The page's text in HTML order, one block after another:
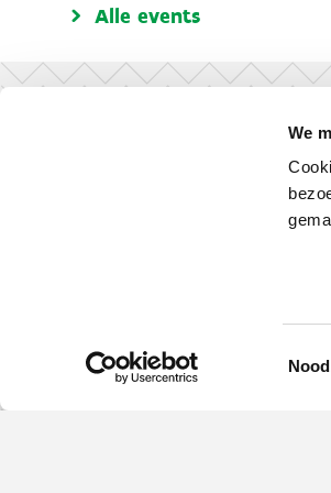
We
Alle events